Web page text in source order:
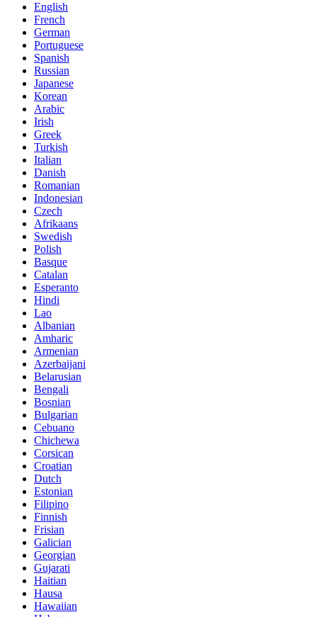
English
French
German
Portuguese
Spanish
Russian
Japanese
Korean
Arabic
Irish
Greek
Turkish
Italian
Danish
Romanian
Indonesian
Czech
Afrikaans
Swedish
Polish
Basque
Catalan
Esperanto
Hindi
Lao
Albanian
Amharic
Armenian
Azerbaijani
Belarusian
Bengali
Bosnian
Bulgarian
Cebuano
Chichewa
Corsican
Croatian
Dutch
Estonian
Filipino
Finnish
Frisian
Galician
Georgian
Gujarati
Haitian
Hausa
Hawaiian